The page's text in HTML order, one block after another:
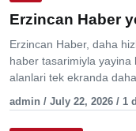
Erzincan Haber
Erzincan Haber, daha
haber tasarimiyla
alanlari tek ekranda
admin / July 22, 2026 / 1